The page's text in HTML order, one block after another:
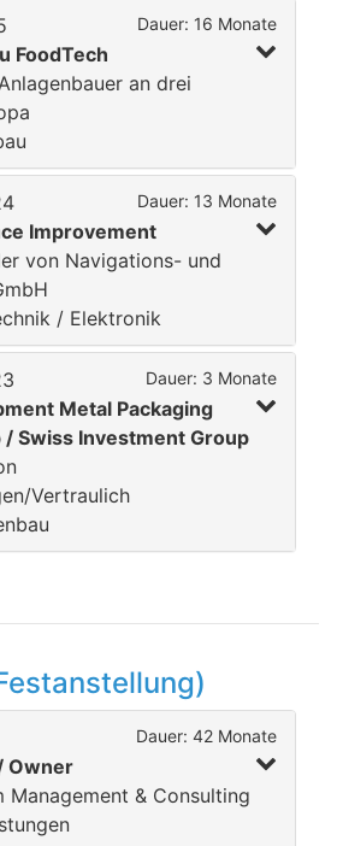
Dauer: 16 Monate
FoodTech
an drei
Dauer: 13 Monate
Improvement
von Navigations- und
/ Elektronik
Dauer: 3 Monate
Metal Packaging
/ Swiss Investment Group
Vertraulich
Dauer: 42 Monate
Owner
Management & Consulting